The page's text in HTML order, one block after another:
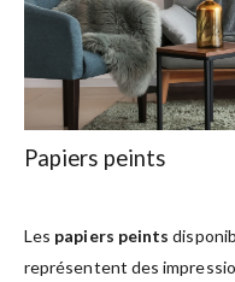
Papiers peints
Les papiers peints
représentent des